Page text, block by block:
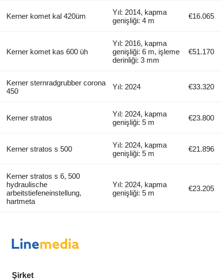
Kerner komet kal 420üm
Yıl: 2014, kapma
genişliği: 4 m
€16.065
Kerner komet kas 600 üh
Yıl: 2016, kapma
genişliği: 6 m, işleme
derinliği: 3 mm
€51.170
Kerner sternradgrubber corona
450
Yıl: 2024 €33.320
Kerner stratos
Yıl: 2024, kapma
genişliği: 5 m
€23.800
Kerner stratos s 500
Yıl: 2024, kapma
genişliği: 5 m
€21.896
Kerner stratos s 6, 500
hydraulische
arbeitstiefeneinstellung,
hartmeta
Yıl: 2024, kapma
genişliği: 5 m
€23.205
Şirket